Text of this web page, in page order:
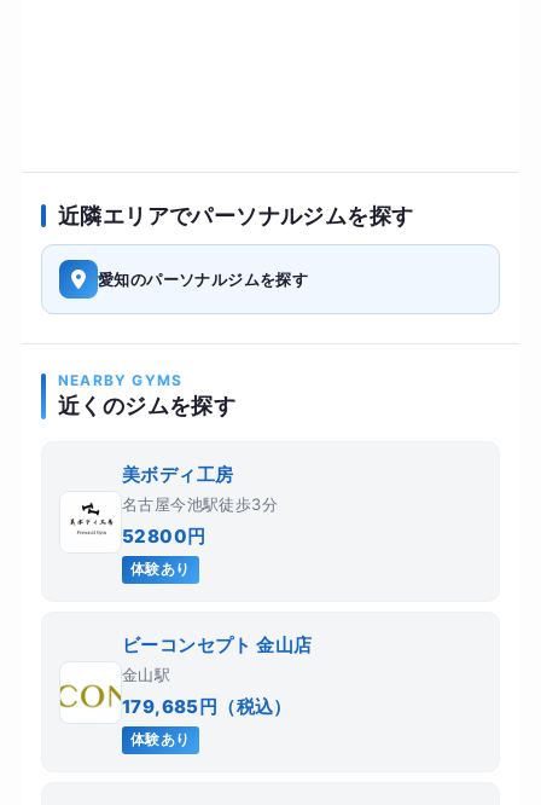
近隣エリアでパーソナルジムを探す
愛知のパーソナルジムを探す
NEARBY GYMS
近くのジムを探す
美ボディ工房
名古屋今池駅徒歩3分
52800円
体験あり
ビーコンセプト 金山店
金山駅
179,685円（税込）
体験あり